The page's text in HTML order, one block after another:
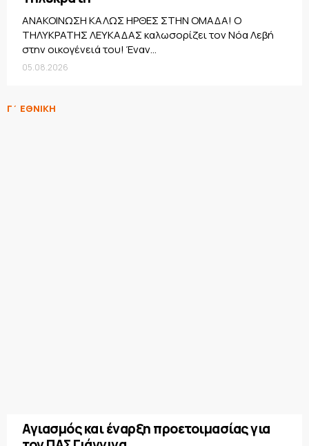
ΑΝΑΚΟΙΝΩΣΗ ΚΑΛΩΣ ΗΡΘΕΣ ΣΤΗΝ ΟΜΑΔΑ! Ο
ΤΗΛΥΚΡΑΤΗΣ ΛΕΥΚΑΔΑΣ καλωσορίζει τον Νόα Λεβή
στην οικογένειά του! Έναν...
05.08.2026
Γ΄ ΕΘΝΙΚΗ
Αγιασμός και έναρξη προετοιμασίας για